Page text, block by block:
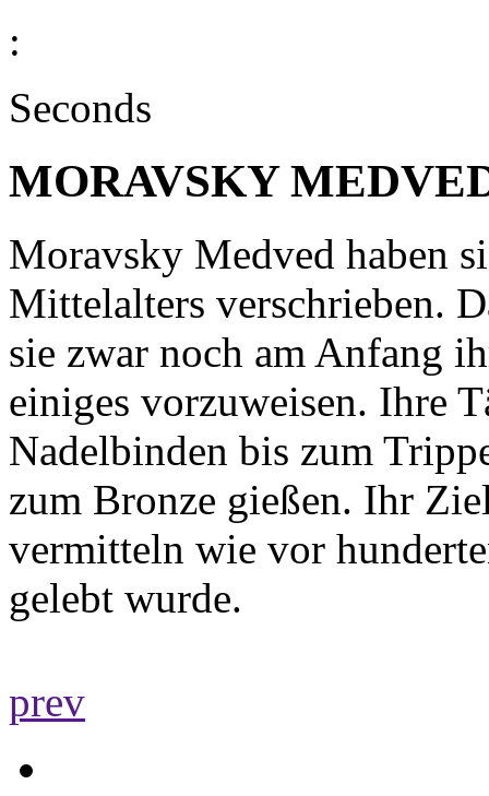
:
Seconds
MORAVSKY
Moravsky Medved haben
Mittelalters verschrieben.
sie zwar noch am Anfang
einiges vorzuweisen. Ihre
Nadelbinden bis zum
zum Bronze gießen. Ihr
vermitteln wie vor
gelebt wurde.
prev